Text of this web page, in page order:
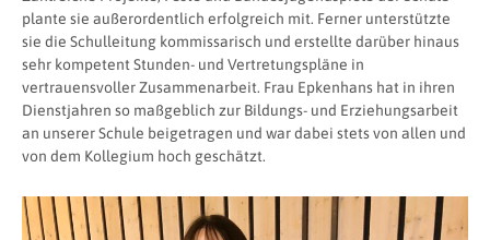
plante sie außerordentlich erfolgreich mit. Ferner unterstützte
sie die Schulleitung kommissarisch und erstellte darüber hinaus
sehr kompetent Stunden- und Vertretungspläne in
vertrauensvoller Zusammenarbeit. Frau Epkenhans hat in ihren
Dienstjahren so maßgeblich zur Bildungs- und Erziehungsarbeit
an unserer Schule beigetragen und war dabei stets von allen und
von dem Kollegium hoch geschätzt.